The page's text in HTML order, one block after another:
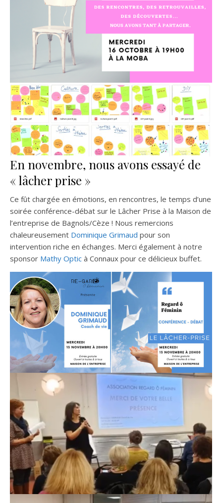
En novembre, nous avons essayé de
« lâcher prise »
Ce fût chargée en émotions, en rencontres, le temps d’une
soirée conférence-débat sur le Lâcher Prise à la Maison de
l’entreprise de Bagnols/Cèze ! Nous remercions
chaleureusement Dominique Grimaud pour son
intervention riche en échanges. Merci également à notre
sponsor Mathy Optic à Connaux pour ce délicieux buffet.